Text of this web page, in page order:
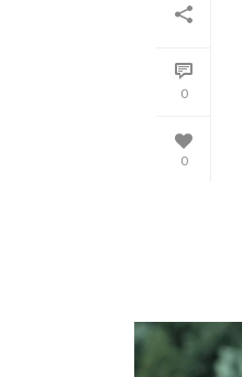
0
0